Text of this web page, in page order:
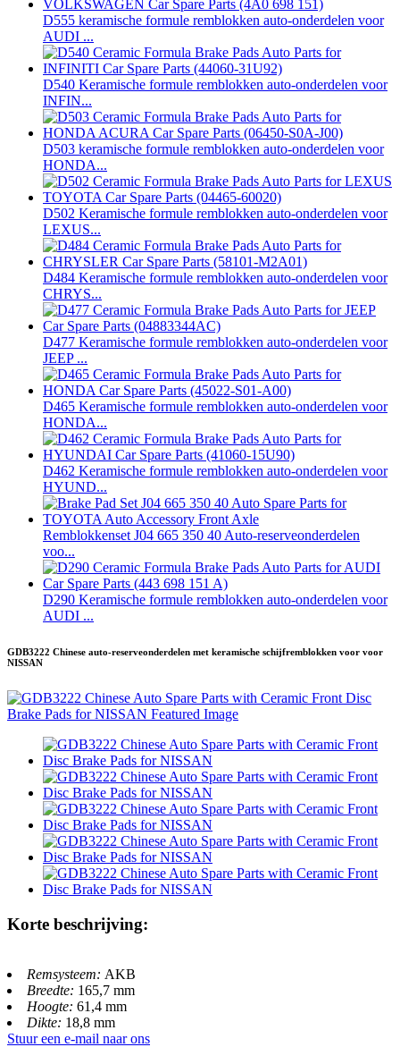
D555 keramische formule remblokken auto-onderdelen voor
AUDI ...
D540 Keramische formule remblokken auto-onderdelen voor
INFIN...
D503 keramische formule remblokken auto-onderdelen voor
HONDA...
D502 Keramische formule remblokken auto-onderdelen voor
LEXUS...
D484 Keramische formule remblokken auto-onderdelen voor
CHRYS...
D477 Keramische formule remblokken auto-onderdelen voor
JEEP ...
D465 Keramische formule remblokken auto-onderdelen voor
HONDA...
D462 Keramische formule remblokken auto-onderdelen voor
HYUND...
Remblokkenset J04 665 350 40 Auto-reserveonderdelen
voo...
D290 Keramische formule remblokken auto-onderdelen voor
AUDI ...
GDB3222 Chinese auto-reserveonderdelen met keramische schijfremblokken voor voor
NISSAN
Korte beschrijving:
Remsysteem: AKB
Breedte: 165,7 mm
Hoogte: 61,4 mm
Dikte: 18,8 mm
Stuur een e-mail naar ons